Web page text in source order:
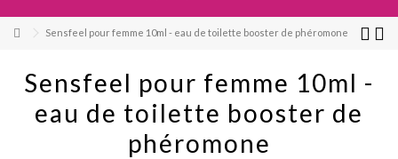
Sensfeel pour femme 10ml - eau de toilette booster de phéromone
Sensfeel pour femme 10ml -
eau de toilette booster de
phéromone